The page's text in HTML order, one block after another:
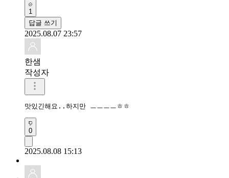
1
답글 쓰기
2025.08.07 23:57
한샘
작성자
맛있긴해요..하지만 ㅡㅡㅡㅡㅎㅎ
0
2025.08.08 15:13